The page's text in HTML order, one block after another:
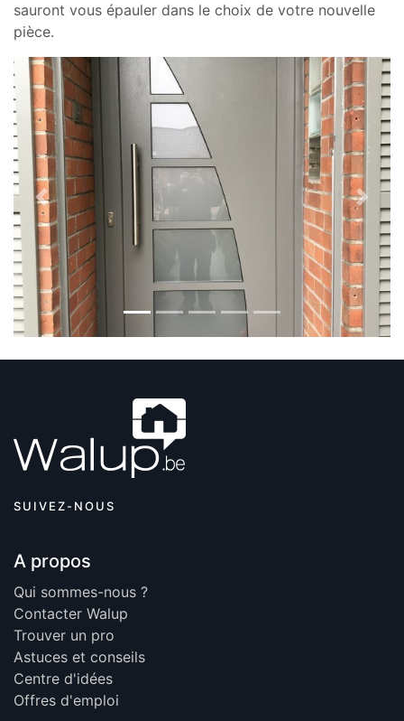
sauront vous épauler dans le choix de votre nouvelle
pièce.
Previous Next
SUIVEZ-NOUS
A propos
Qui sommes-nous ?
Contacter Walup
Trouver un pro
Astuces et conseils
Centre d'idées
Offres d'emploi